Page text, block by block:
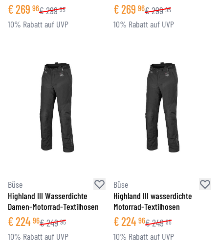
€269 96€299 95
10% Rabatt auf UVP
€269 96€299 95
10% Rabatt auf UVP
Büse
Highland III Wasserdichte
Damen-Motorrad-Textilhosen
€224 96€249 95
10% Rabatt auf UVP
Büse
Highland III wasserdichte
Motorrad-Textilhosen
€224 96€249 95
10% Rabatt auf UVP